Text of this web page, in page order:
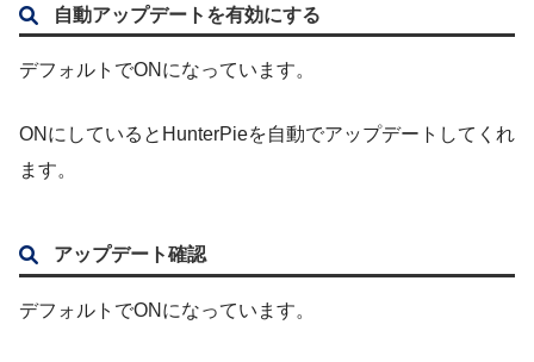
自動アップデートを有効にする
デフォルトでONになっています。
ONにしているとHunterPieを自動でアップデートしてくれ
ます。
アップデート確認
デフォルトでONになっています。